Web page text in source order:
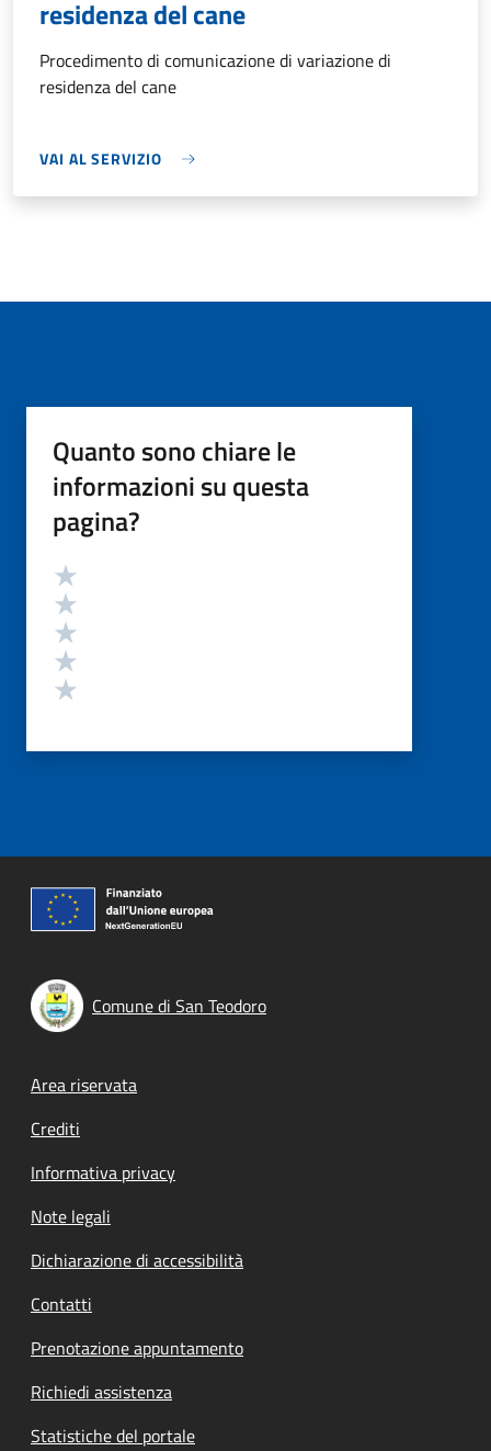
residenza del cane
Procedimento di comunicazione di variazione di
residenza del cane
VAI AL SERVIZIO
Quanto sono chiare le
informazioni su questa
pagina?
Valutazione
Comune di San Teodoro
Footer menu
Area riservata
Crediti
Informativa privacy
Note legali
Dichiarazione di accessibilità
Contatti
Prenotazione appuntamento
Richiedi assistenza
Statistiche del portale